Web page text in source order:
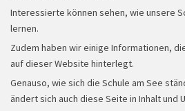
Wandertag
Interessierte können sehen, wie unsere
lernen.
Zudem haben wir einige Informationen,
auf dieser Website hinterlegt.
Genauso, wie sich die Schule am See
ändert sich auch diese Seite in Inhalt und